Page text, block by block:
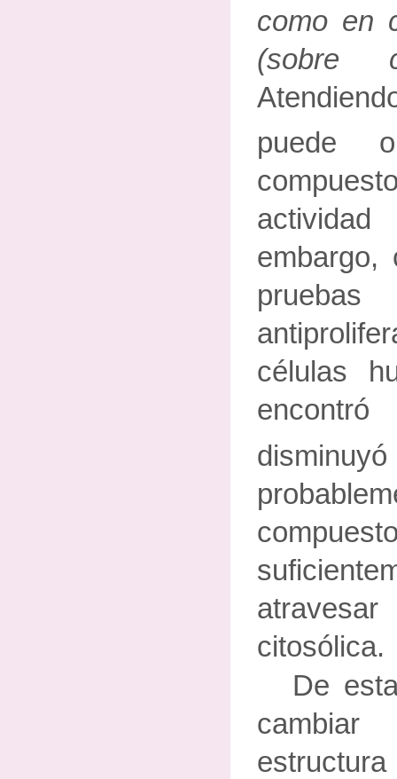
como en
(sobre
puede
embargo,
células
citosólica.
De
cambiar